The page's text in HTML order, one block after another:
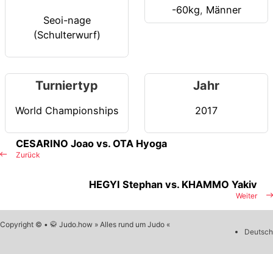
Seoi-nage
(Schulterwurf)
-60kg, Männer
Turniertyp
World Championships
Jahr
2017
Zurück
CESARINO Joao vs. OTA Hyoga
Weiter
HEGYI Stephan vs. KHAMMO Yakiv
Copyright © • 🥋 Judo.how » Alles rund um Judo «
Deutsch